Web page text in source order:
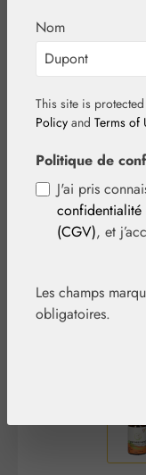
Huile
Ignorer la galerie
Nom
This site is
Policy and Terms of
Politique de
J'ai pris
confidentialité
(CGV), et
Les champs
obligatoires.